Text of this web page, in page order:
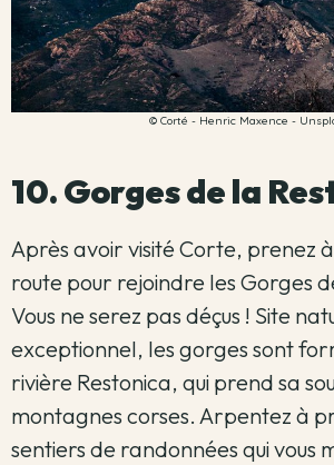
© Corté - Henric Maxence -
10. Gorges de la
Après avoir visité Corte, prenez
route pour rejoindre les Gorges
Vous ne serez pas déçus ! Site
exceptionnel, les gorges sont
rivière Restonica, qui prend sa
montagnes corses. Arpentez à
sentiers de randonnées qui vous